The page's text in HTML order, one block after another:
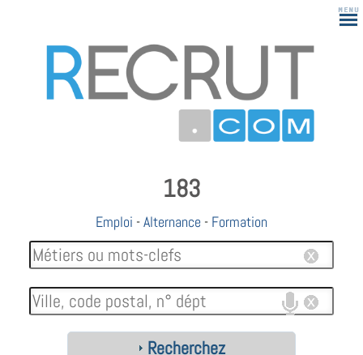
183
Emploi -Alternance - Formation
Recherchez